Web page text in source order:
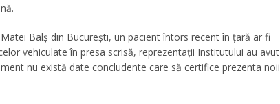
Balș din București, un pacient întors recent în țară ar fi
vehiculate în presa scrisă, reprezentații Institutului au avut
nu există date concludente care să certifice prezenta noii